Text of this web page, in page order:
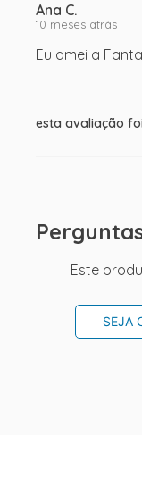
Ana C.
10 meses atrás
Eu amei a
esta avaliação
Este
SEJA